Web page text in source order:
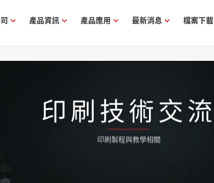
產品資訊 產品應用 最新消息 檔案下載
印刷技術交流
印刷製程與教學相關